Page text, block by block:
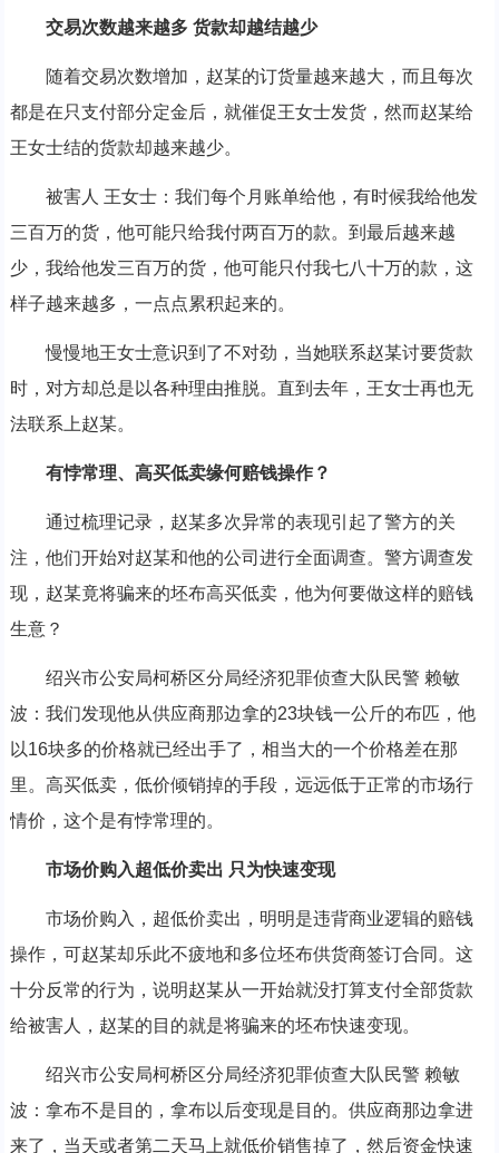
交易次数越来越多 货款却越结越少
随着交易次数增加，赵某的订货量越来越大，而且每次
都是在只支付部分定金后，就催促王女士发货，然而赵某给
王女士结的货款却越来越少。
被害人 王女士：我们每个月账单给他，有时候我给他发
三百万的货，他可能只给我付两百万的款。到最后越来越
少，我给他发三百万的货，他可能只付我七八十万的款，这
样子越来越多，一点点累积起来的。
慢慢地王女士意识到了不对劲，当她联系赵某讨要货款
时，对方却总是以各种理由推脱。直到去年，王女士再也无
法联系上赵某。
有悖常理、高买低卖缘何赔钱操作？
通过梳理记录，赵某多次异常的表现引起了警方的关
注，他们开始对赵某和他的公司进行全面调查。警方调查发
现，赵某竟将骗来的坯布高买低卖，他为何要做这样的赔钱
生意？
绍兴市公安局柯桥区分局经济犯罪侦查大队民警 赖敏
波：我们发现他从供应商那边拿的23块钱一公斤的布匹，他
以16块多的价格就已经出手了，相当大的一个价格差在那
里。高买低卖，低价倾销掉的手段，远远低于正常的市场行
情价，这个是有悖常理的。
市场价购入超低价卖出 只为快速变现
市场价购入，超低价卖出，明明是违背商业逻辑的赔钱
操作，可赵某却乐此不疲地和多位坯布供货商签订合同。这
十分反常的行为，说明赵某从一开始就没打算支付全部货款
给被害人，赵某的目的就是将骗来的坯布快速变现。
绍兴市公安局柯桥区分局经济犯罪侦查大队民警 赖敏
波：拿布不是目的，拿布以后变现是目的。供应商那边拿进
来了，当天或者第二天马上就低价销售掉了，然后资金快速